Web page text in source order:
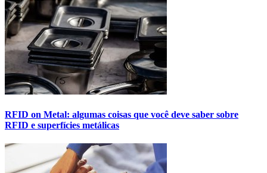
RFID on Metal: algumas coisas que você deve saber sobre
RFID e superfícies metálicas